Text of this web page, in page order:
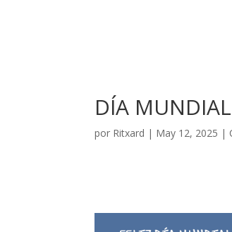
DÍA
por Ritxard | May 12, 2025 |